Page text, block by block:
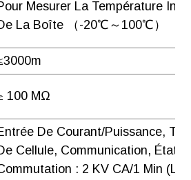
Mesurer La Température
La Boîte （-20℃～100℃）
100 MΩ
De Courant/puissance,
Cellule, Communication, État
: 2 KV CA/1 Min